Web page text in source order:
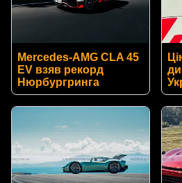
Mercedes-AMG CLA 45
EV взяв рекорд
Нюрбургринга